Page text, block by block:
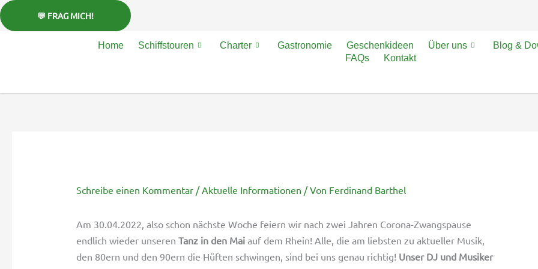
springen
Home Schiffstouren Charter Gastronomie Geschenkideen Über uns Blog &
FAQs
Kontakt
Schreibe einen Kommentar / Aktuelle Informationen / Von Ferdinand Barthel
Am 30.04.2022, also schon nächste Woche feiern wir nach zwei Jahren Corona-Zwangspause
endlich wieder unseren Tanz in den Maiauf dem Rhein! Alle, die am liebsten zu aktueller Musik,
den 80ern und den 90ern die Hüften schwingen, sind bei uns genau richtig! Unser DJ und Musiker